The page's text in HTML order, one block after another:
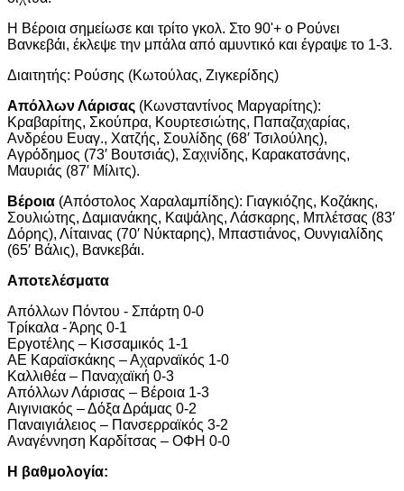
Η Βέροια σημείωσε και τρίτο γκολ. Στο 90'+ ο Ρούνει
Βανκεβάι, έκλεψε την μπάλα από αμυντικό και έγραψε το 1-3.
Διαιτητής: Ρούσης (Κωτούλας, Ζιγκερίδης)
Απόλλων Λάρισας (Κωνσταντίνος Μαργαρίτης):
Κραβαρίτης, Σκούπρα, Κουρτεσιώτης, Παπαζαχαρίας,
Ανδρέου Ευαγ., Χατζής, Σουλίδης (68′ Τσιλούλης),
Αγρόδημος (73′ Βουτσιάς), Σαχινίδης, Καρακατσάνης,
Μαυριάς (87′ Μίλιτς).
Βέροια (Απόστολος Χαραλαμπίδης): Γιαγκιόζης, Κοζάκης,
Σουλιώτης, Δαμιανάκης, Καψάλης, Λάσκαρης, Μπλέτσας (83′
Δόρης), Λίταινας (70′ Νύκταρης), Μπαστιάνος, Ουνγιαλίδης
(65′ Βάλις), Βανκεβάι.
Αποτελέσματα
Απόλλων Πόντου - Σπάρτη 0-0
Τρίκαλα - Άρης 0-1
Εργοτέλης – Κισσαμικός 1-1
ΑΕ Καραϊσκάκης – Αχαρναϊκός 1-0
Καλλιθέα – Παναχαϊκή 0-3
Απόλλων Λάρισας – Βέροια 1-3
Αιγινιακός – Δόξα Δράμας 0-2
Παναιγιάλειος – Πανσερραϊκός 3-2
Αναγέννηση Καρδίτσας – ΟΦΗ 0-0
Η βαθμολογία: